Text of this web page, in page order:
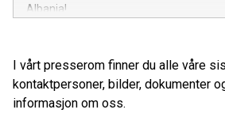
Albania!
I vårt presserom finner du alle våre
kontaktpersoner, bilder, dokumenter
informasjon om oss.